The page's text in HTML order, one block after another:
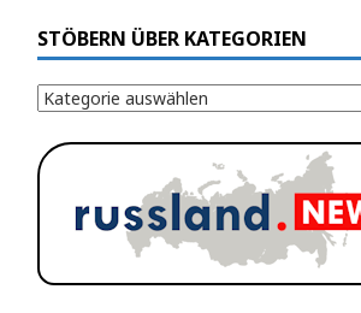
STÖBERN ÜBER KATEGORIEN